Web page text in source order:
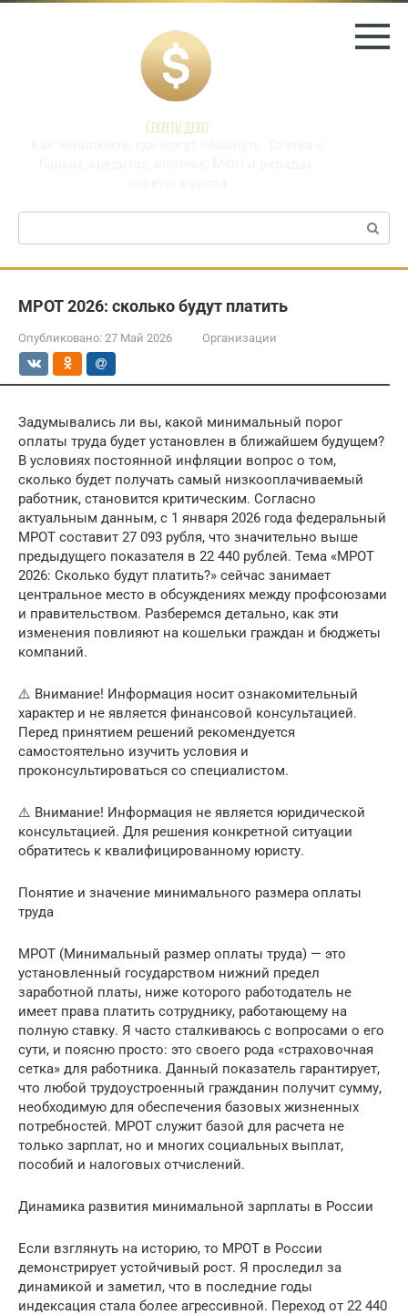
Перейти
Секреты денег
Поиск:
МРОТ 2026: сколько будут платить
Опубликовано: 27 Май 2026 Организации
Задумывались ли вы, какой минимальный порог
оплаты труда будет установлен в ближайшем будущем?
В условиях постоянной инфляции вопрос о том,
сколько будет получать самый низкооплачиваемый
работник, становится критическим. Согласно
актуальным данным, с 1 января 2026 года федеральный
МРОТ составит 27 093 рубля, что значительно выше
предыдущего показателя в 22 440 рублей. Тема «МРОТ
2026: Сколько будут платить?» сейчас занимает
центральное место в обсуждениях между профсоюзами
и правительством. Разберемся детально, как эти
изменения повлияют на кошельки граждан и бюджеты
компаний.
⚠️ Внимание! Информация носит ознакомительный
характер и не является финансовой консультацией.
Перед принятием решений рекомендуется
самостоятельно изучить условия и
проконсультироваться со специалистом.
⚠️ Внимание! Информация не является юридической
консультацией. Для решения конкретной ситуации
обратитесь к квалифицированному юристу.
Понятие и значение минимального размера оплаты
труда
МРОТ (Минимальный размер оплаты труда) — это
установленный государством нижний предел
заработной платы, ниже которого работодатель не
имеет права платить сотруднику, работающему на
полную ставку. Я часто сталкиваюсь с вопросами о его
сути, и поясню просто: это своего рода «страховочная
сетка» для работника. Данный показатель гарантирует,
что любой трудоустроенный гражданин получит сумму,
необходимую для обеспечения базовых жизненных
потребностей. МРОТ служит базой для расчета не
только зарплат, но и многих социальных выплат,
пособий и налоговых отчислений.
Динамика развития минимальной зарплаты в России
Если взглянуть на историю, то МРОТ в России
демонстрирует устойчивый рост. Я проследил за
динамикой и заметил, что в последние годы
индексация стала более агрессивной. Переход от 22 440